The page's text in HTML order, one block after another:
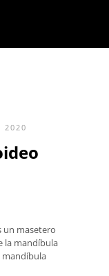
2020
un masetero
la mandíbula
mandíbula